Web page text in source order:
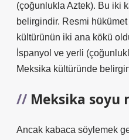
(çoğunlukla Aztek). Bu iki
belirgindir. Resmi
kültürünün iki ana kökü
İspanyol ve yerli
Meksika kültüründe
Meksika soyu
Ancak kabaca söylemek